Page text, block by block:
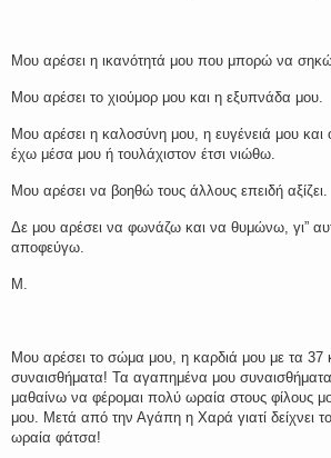
Μου αρέσει η ικανότητά μου που μπορώ να
Μου αρέσει το χιούμορ μου και η εξυπνάδα μου.
Μου αρέσει η καλοσύνη μου, η ευγένειά μου
έχω μέσα μου ή τουλάχιστον έτσι νιώθω.
Μου αρέσει να βοηθώ τους άλλους επειδή αξίζει.
Δε μου αρέσει να φωνάζω και να θυμώνω, γι”
αποφεύγω.
Μ.
Μου αρέσει το σώμα μου, η καρδιά μου με τα
συναισθήματα! Τα αγαπημένα μου συναισθήματα
μαθαίνω να φέρομαι πολύ ωραία στους φίλους
μου. Μετά από την Αγάπη η Χαρά γιατί δείχνει
ωραία φάτσα!